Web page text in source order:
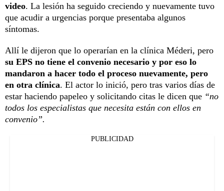
video. La lesión ha seguido creciendo y nuevamente tuvo
que acudir a urgencias porque presentaba algunos
síntomas.
Allí le dijeron que lo operarían en la clínica Méderi, pero
su EPS no tiene el convenio necesario y por eso lo
mandaron a hacer todo el proceso nuevamente, pero
en otra clínica. El actor lo inició, pero tras varios días de
estar haciendo papeleo y solicitando citas le dicen que “no
todos los especialistas que necesita están con ellos en
convenio”.
PUBLICIDAD